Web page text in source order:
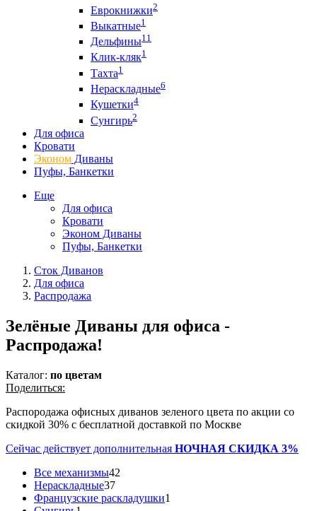
Еврокнижки2
Выкатные1
Дельфины11
Клик-кляк1
Тахта1
Нераскладные6
Кушетки4
Сунгирь2
Для офиса
Кровати
Эконом Диваны
Пуфы, Банкетки
Еще
Для офиса
Кровати
Эконом Диваны
Пуфы, Банкетки
Сток Диванов
Для офиса
Распродажа
Зелёные Диваны для офиса -
Распродажа!
Каталог: по цветам
Поделиться:
Распородажа офисных диванов зеленого цвета по акции со
скидкой 30% с бесплатной доставкой по Москве
Сейчас действует дополнительная НОЧНАЯ СКИДКА 3%
Все механизмы42
Нераскладные37
Французские раскладушки1